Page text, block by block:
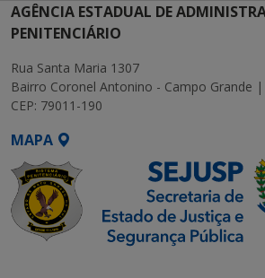
AGÊNCIA ESTADUAL DE
PENITENCIÁRIO
Rua Santa Maria 1307
Bairro Coronel Antonino - Campo Grande |
CEP: 79011-190
MAPA